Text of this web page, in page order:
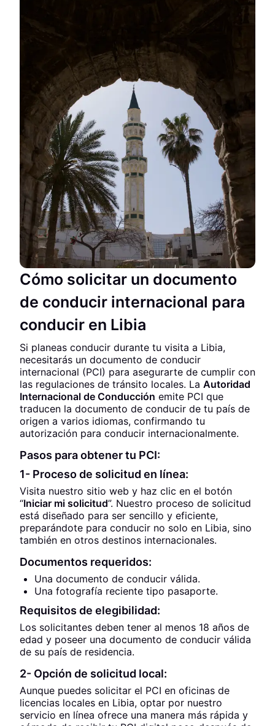
Cómo solicitar un documento
de conducir internacional para
conducir en Libia
Si planeas conducir durante tu visita a Libia,
necesitarás un documento de conducir
internacional (PCI) para asegurarte de cumplir con
las regulaciones de tránsito locales. La Autoridad
Internacional de Conducción emite PCI que
traducen la documento de conducir de tu país de
origen a varios idiomas, confirmando tu
autorización para conducir internacionalmente.
Pasos para obtener tu PCI:
1- Proceso de solicitud en línea:
Visita nuestro sitio web y haz clic en el botón
“Iniciar mi solicitud”. Nuestro proceso de solicitud
está diseñado para ser sencillo y eficiente,
preparándote para conducir no solo en Libia, sino
también en otros destinos internacionales.
Documentos requeridos:
Una documento de conducir válida.
Una fotografía reciente tipo pasaporte.
Requisitos de elegibilidad:
Los solicitantes deben tener al menos 18 años de
edad y poseer una documento de conducir válida
de su país de residencia.
2- Opción de solicitud local:
Aunque puedes solicitar el PCI en oficinas de
licencias locales en Libia, optar por nuestro
servicio en línea ofrece una manera más rápida y